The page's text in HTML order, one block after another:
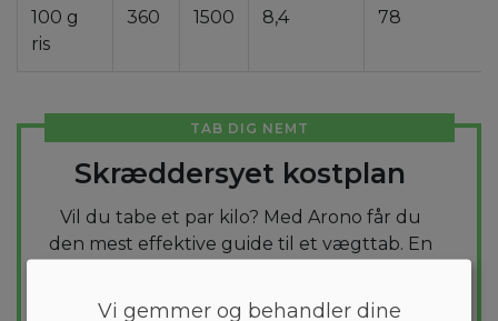
100 g
ris
360 1500 8,4 78
TAB DIG NEMT
Skræddersyet kostplan
Vil du tabe et par kilo? Med Arono får du
den mest effektive guide til et vægttab. En
sunde opskrifter sikrer at du hver dag
Vi gemmer og behandler dine